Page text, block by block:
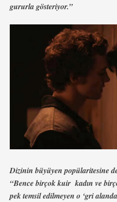
gururla gösteriyor.”
Dizinin büyüyen popülaritesine
“Bence birçok kuir kadın ve
pek temsil edilmeyen o ‘gri